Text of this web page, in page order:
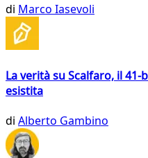
di Marco Iasevoli
La verità su Scalfaro, il
esistita
di Alberto Gambino